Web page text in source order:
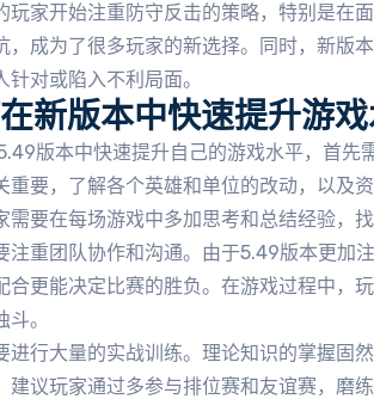
玩家开始注重防守反击的策略，特别是在
，成为了很多玩家的新选择。同时，新版
对或陷入不利局面。
新版本中快速提升游
版本中快速提升自己的游戏水平，首先
重要，了解各个英雄和单位的改动，以及
需要在每场游戏中多加思考和总结经验，
注重团队协作和沟通。由于5.49版本更加
合更能决定比赛的胜负。在游戏过程中，
。
进行大量的实战训练。理论知识的掌握固
建议玩家通过多参与排位赛和友谊赛，磨